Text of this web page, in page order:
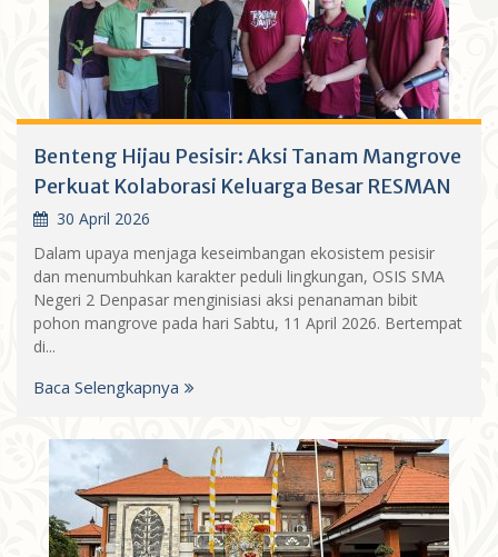
Benteng Hijau Pesisir: Aksi Tanam Mangrove
Perkuat Kolaborasi Keluarga Besar RESMAN
30 April 2026
Dalam upaya menjaga keseimbangan ekosistem pesisir
dan menumbuhkan karakter peduli lingkungan, OSIS SMA
Negeri 2 Denpasar menginisiasi aksi penanaman bibit
pohon mangrove pada hari Sabtu, 11 April 2026. Bertempat
di...
Baca Selengkapnya